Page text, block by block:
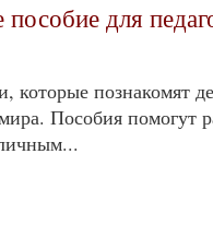
для
которые познакомят
Пособия помогут